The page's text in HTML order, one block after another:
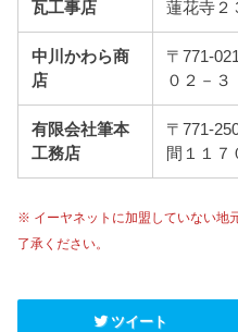
瓦工事店 蓮花寺２
中川かわら商
店
〒771-
０２－３
有限会社筆本
工務店
〒771-
間１１７
※ イーヤネットに加盟していない地
了承ください。
ツイート